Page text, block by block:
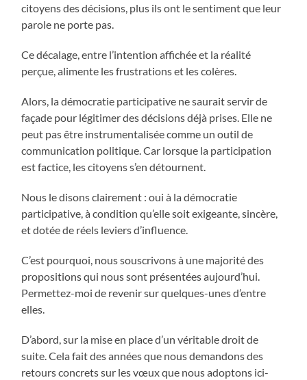
citoyens des décisions, plus ils ont le sentiment que leur
parole ne porte pas.
Ce décalage, entre l’intention affichée et la réalité
perçue, alimente les frustrations et les colères.
Alors, la démocratie participative ne saurait servir de
façade pour légitimer des décisions déjà prises. Elle ne
peut pas être instrumentalisée comme un outil de
communication politique. Car lorsque la participation
est factice, les citoyens s’en détournent.
Nous le disons clairement : oui à la démocratie
participative, à condition qu’elle soit exigeante, sincère,
et dotée de réels leviers d’influence.
C’est pourquoi, nous souscrivons à une majorité des
propositions qui nous sont présentées aujourd’hui.
Permettez-moi de revenir sur quelques-unes d’entre
elles.
D’abord, sur la mise en place d’un véritable droit de
suite. Cela fait des années que nous demandons des
retours concrets sur les vœux que nous adoptons ici-